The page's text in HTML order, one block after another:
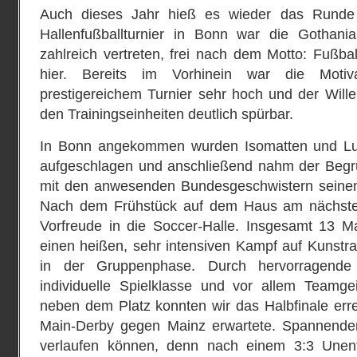
Auch dieses Jahr hieß es wieder das
Hallenfußballturnier in Bonn war die
zahlreich vertreten, frei nach dem Motto:
hier. Bereits im Vorhinein war die
prestigereichem Turnier sehr hoch und der
den Trainingseinheiten deutlich spürbar.
In Bonn angekommen wurden Isomatten und
aufgeschlagen und anschließend nahm der
mit den anwesenden Bundesgeschwistern
Nach dem Frühstück auf dem Haus am
Vorfreude in die Soccer-Halle. Insgesamt 13
einen heißen, sehr intensiven Kampf auf
in der Gruppenphase. Durch
individuelle Spielklasse und vor allem
neben dem Platz konnten wir das Halbfinale
Main-Derby gegen Mainz erwartete.
verlaufen können, denn nach einem 3:3